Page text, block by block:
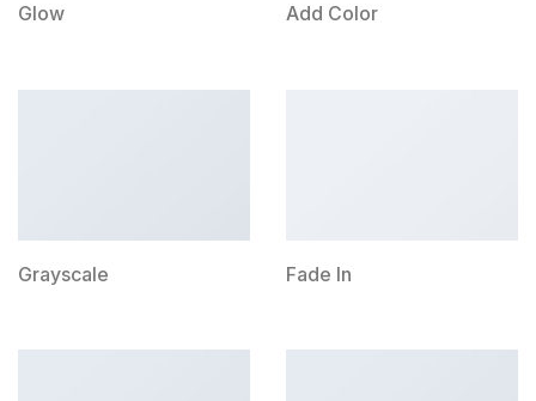
Glow Add Color
Grayscale Fade In